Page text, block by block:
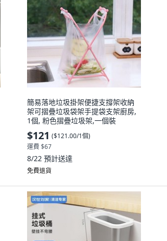
簡易落地垃圾掛架便捷支撐架收納
架可摺疊垃圾袋架手提袋支架廚房,
1個, 粉色摺疊垃圾架,一個裝
$121 ($121.00/1個)
運費 $67
8/22 預計送達
免費退貨